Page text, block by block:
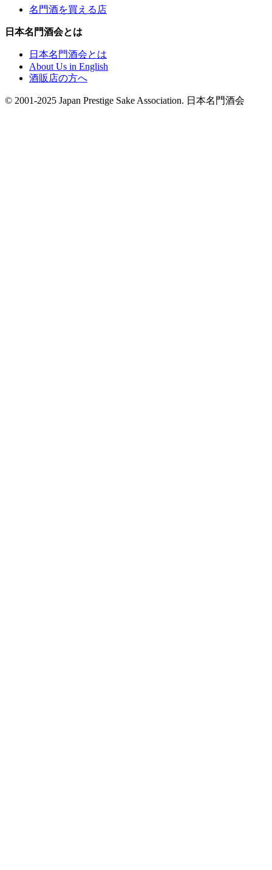
名門酒を買える店
日本名門酒会とは
日本名門酒会とは
About Us in English
酒販店の方へ
© 2001-2025 Japan Prestige Sake Association. 日本名門酒会